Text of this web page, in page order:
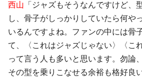
西山 「ジャズもそうなんですけど、
し、骨子がしっかりしていたら何や
いるんですよね。ファンの中には骨
て、〈これはジャズじゃない〉〈こ
って言う人も多いと思います。勿論
その型を乗りこなせる余裕も格好良